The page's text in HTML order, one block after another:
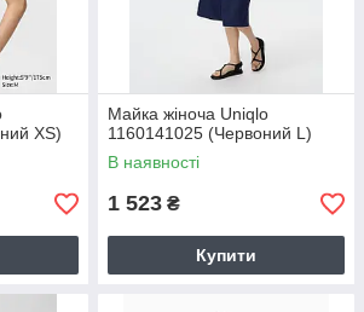
XS)
Майка жіноча Uniqlo
1160141025 (Червоний L)
В наявності
1 523 ₴
Купити